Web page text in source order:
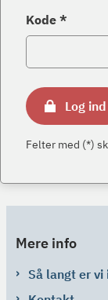
Kode *
Log ind
Felter med (*)
Mere info
Så langt er